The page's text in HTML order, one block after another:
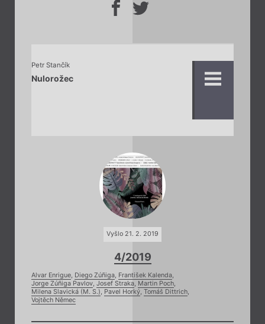
Petr Stančík
Nulorožec
Vyšlo 21. 2. 2019
4/2019
Alvar Enrigue, Diego Zúñiga, František Kalenda,
Jorge Zúñiga Pavlov, Josef Straka, Martin Poch,
Milena Slavická (M. S.), Pavel Horký, Tomáš Dittrich,
Vojtěch Němec